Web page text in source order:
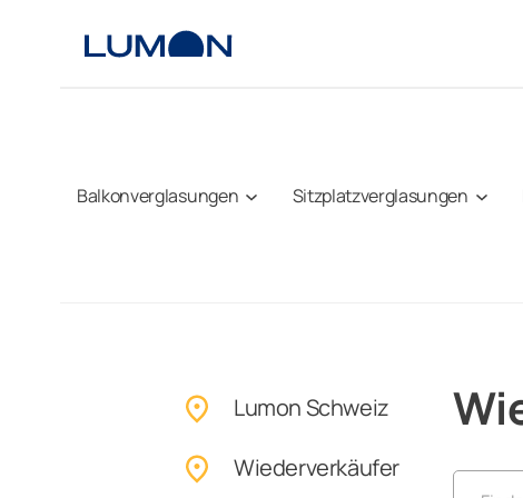
Balkonverglasungen Sitzplatzverglasungen
Lumon Schweiz
Wiederverkäufer